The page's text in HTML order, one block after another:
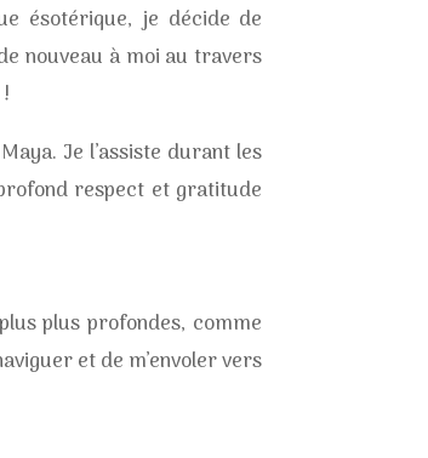
ésotérique, je décide de
nouveau à moi au travers
Je l’assiste durant les
respect et gratitude
plus profondes, comme
et de m’envoler vers